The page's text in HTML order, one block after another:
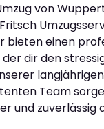
von
bieten einen
der dir den
Team
und zuverlässig